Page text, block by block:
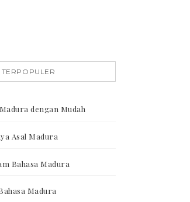
TERPOPULER
dengan Mudah
Asal Madura
Bahasa Madura
Madura